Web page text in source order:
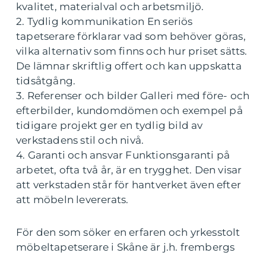
kvalitet, materialval och arbetsmiljö.
2. Tydlig kommunikation En seriös
tapetserare förklarar vad som behöver göras,
vilka alternativ som finns och hur priset sätts.
De lämnar skriftlig offert och kan uppskatta
tidsåtgång.
3. Referenser och bilder Galleri med före- och
efterbilder, kundomdömen och exempel på
tidigare projekt ger en tydlig bild av
verkstadens stil och nivå.
4. Garanti och ansvar Funktionsgaranti på
arbetet, ofta två år, är en trygghet. Den visar
att verkstaden står för hantverket även efter
att möbeln levererats.
För den som söker en erfaren och yrkesstolt
möbeltapetserare i Skåne är j.h. frembergs